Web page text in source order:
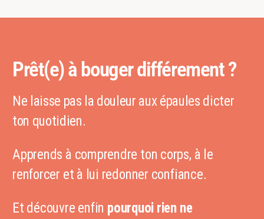
Prêt(e) à bouger différement ?
Ne laisse pas la douleur aux épaules dicter
ton quotidien.
Apprends à comprendre ton corps, à le
renforcer et à lui redonner confiance.
Et découvre enfin pourquoi rien ne